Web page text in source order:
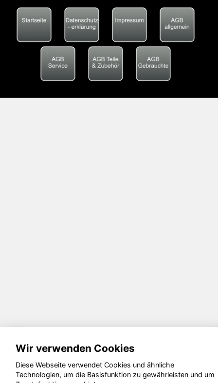
Wir verwenden Cookies
Diese Webseite verwendet Cookies und ähnliche
Technologien, um die Basisfunktion zu gewährleisten und um